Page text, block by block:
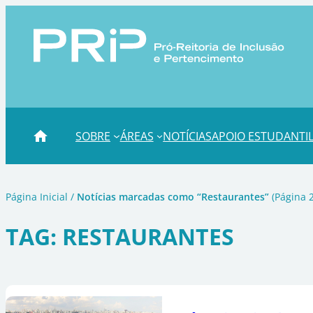
conteúdo
SOBRE ÁREAS NOTÍCIASAPOIO ESTUDANTIL
Página Inicial / Notícias marcadas como “Restaurantes” (Página
TAG: RESTAURANTES